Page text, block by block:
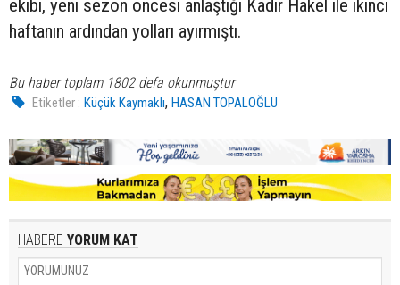
ekibi, yeni sezon öncesi anlaştığı Kadir Hakel ile ikinci
haftanın ardından yolları ayırmıştı.
Bu haber toplam 1802 defa okunmuştur
Etiketler : Küçük Kaymaklı,HASAN TOPALOĞLU
HABERE YORUM KAT